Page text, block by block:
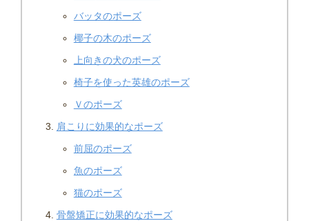
バッタのポーズ
椰子の木のポーズ
上向きの犬のポーズ
椅子を使った英雄のポーズ
Ｖのポーズ
肩こりに効果的なポーズ
前屈のポーズ
魚のポーズ
猫のポーズ
骨盤矯正に効果的なポーズ